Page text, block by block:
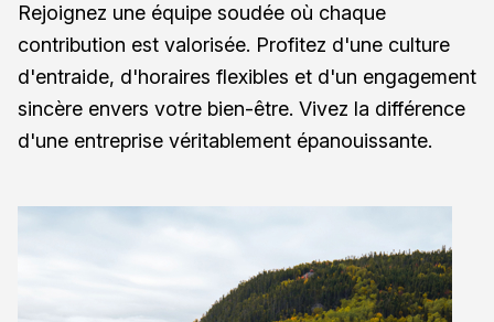
Rejoignez une équipe soudée où chaque
contribution est valorisée. Profitez d'une culture
d'entraide, d'horaires flexibles et d'un engagement
sincère envers votre bien-être. Vivez la différence
d'une entreprise véritablement épanouissante.